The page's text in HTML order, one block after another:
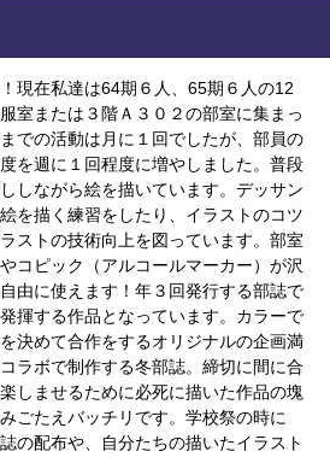
現在私達は64期６人、 65期６人の12
室または３階Ａ３０２の部室に集まっ
での活動は月に１回でしたが、部員の
を週に１回程度に増やしました。普段
しながら絵を描いています。デッサン
を描く練習をしたり、イラストのコツ
ストの技術向上を図っています。部室
コピック（アルコールマーカー）が沢
由に使えます！年３回発行する部誌で
揮する作品となっています。カラーで
決めて合作をするオリジナルの企画満
ラボで制作する冬部誌。締切に間に合
しませるために必死に描いた作品の塊
ごたえバッチリです。学校祭の時に
の配布や、自分たちの描いたイラスト